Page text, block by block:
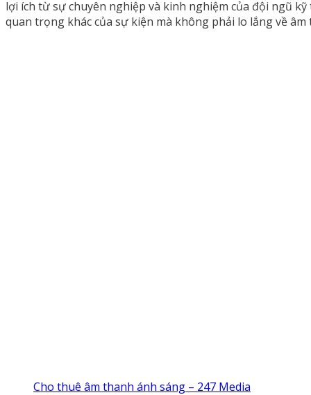
lợi ích từ sự chuyên nghiệp và kinh nghiệm của đội ngũ
quan trọng khác của sự kiện mà không phải lo lắng về âm
Cho thuê âm thanh ánh sáng – 247 Media